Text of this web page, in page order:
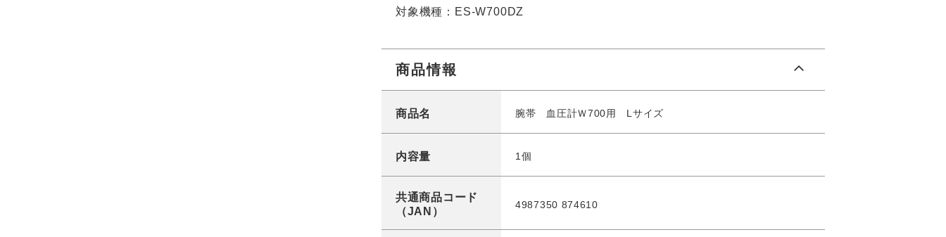
対象機種：ES-W700DZ
商品情報
商品名 腕帯 血圧計Ｗ700用 Lサイズ
内容量 1個
共通商品コード
（JAN）
4987350 874610